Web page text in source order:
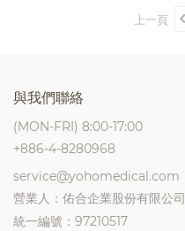
上一頁
與我們聯絡
(MON-FRI) 8:00-17:00
+886-4-8280968
service@yohomedical.com
營業人：佑合企業股份有限公司
統一編號：97210517